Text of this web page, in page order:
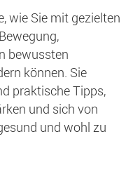
wie Sie mit gezielten
bewussten
können. Sie
praktische Tipps,
und sich von
und wohl zu